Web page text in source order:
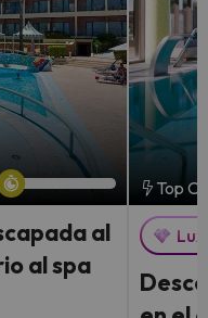
al
al spa
Top